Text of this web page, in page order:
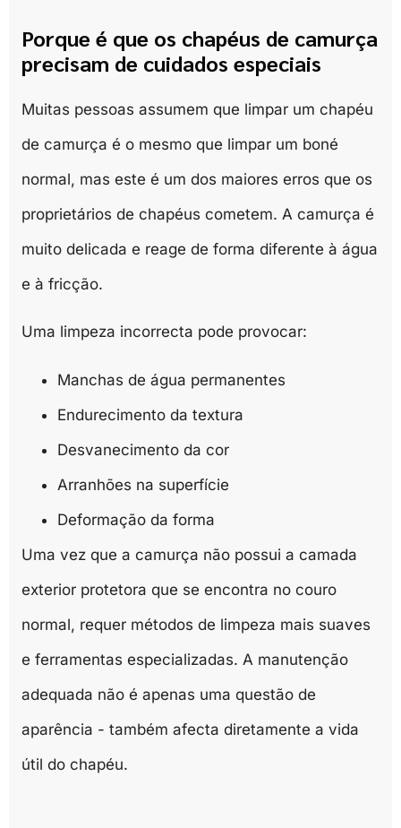
Porque é que os chapéus de camurça
precisam de cuidados especiais
Muitas pessoas assumem que limpar um chapéu
de camurça é o mesmo que limpar um boné
normal, mas este é um dos maiores erros que os
proprietários de chapéus cometem. A camurça é
muito delicada e reage de forma diferente à água
e à fricção.
Uma limpeza incorrecta pode provocar:
Manchas de água permanentes
Endurecimento da textura
Desvanecimento da cor
Arranhões na superfície
Deformação da forma
Uma vez que a camurça não possui a camada
exterior protetora que se encontra no couro
normal, requer métodos de limpeza mais suaves
e ferramentas especializadas. A manutenção
adequada não é apenas uma questão de
aparência - também afecta diretamente a vida
útil do chapéu.